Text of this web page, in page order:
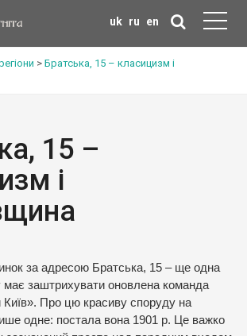
uk ru en
> Братська, 15 – класицизм і
15 –
і
за адресою Братська, 15 – ще одна
має заштрихувати оновлена команда
Київ». Про цю красиву споруду на
одне: постала вона 1901 р. Це важко